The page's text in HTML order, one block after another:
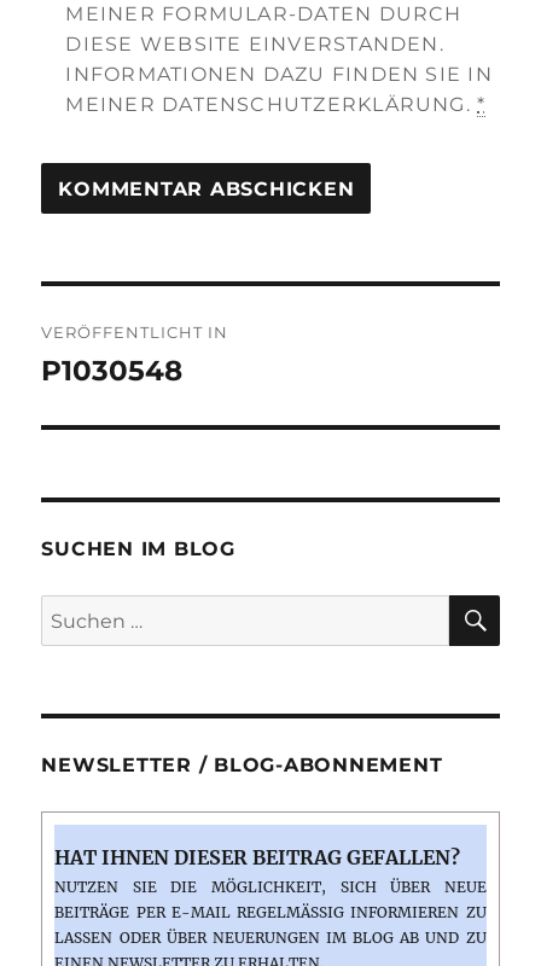
MEINER FORMULAR-DATEN DURCH
DIESE WEBSITE EINVERSTANDEN.
INFORMATIONEN DAZU FINDEN SIE IN
MEINER DATENSCHUTZERKLÄRUNG.*
VERÖFFENTLICHT IN
P1030548
SUCHEN IM BLOG
Suchen
nach:
NEWSLETTER / BLOG-ABONNEMENT
HAT IHNEN DIESER BEITRAG GEFALLEN?
NUTZEN SIE DIE MÖGLICHKEIT, SICH ÜBER NEUE
BEITRÄGE PER E-MAIL REGELMÄSSIG INFORMIEREN ZU L
ASSEN ODER ÜBER NEUERUNGEN IM BLOG AB UND ZU E